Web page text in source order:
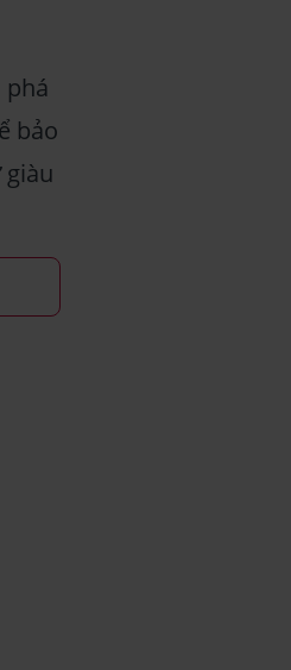
phá
bảo
giàu